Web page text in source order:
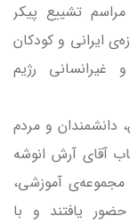
تشییع پیکر
ایرانی و کودکان
رژیم
دانشمندان و مردم
آقای آرش انوشه
مجموعه‌ی آموزشی،
یافتند و با